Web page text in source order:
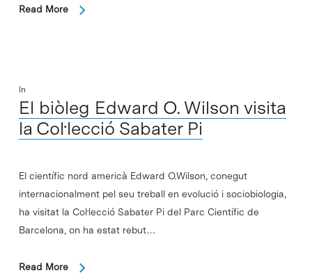
Read More
In
El biòleg Edward O. Wilson visita
la Col·lecció Sabater Pi
El científic nord americà Edward O.Wilson, conegut
internacionalment pel seu treball en evolució i sociobiologia,
ha visitat la Col·lecció Sabater Pi del Parc Científic de
Barcelona, on ha estat rebut…
Read More